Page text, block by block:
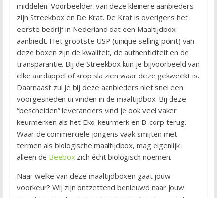
middelen. Voorbeelden van deze kleinere aanbieders
zijn Streekbox en De Krat. De Krat is overigens het
eerste bedrijf in Nederland dat een Maaltijdbox
aanbiedt. Het grootste USP (unique selling point) van
deze boxen zijn de kwaliteit, de authenticiteit en de
transparantie. Bij de Streekbox kun je bijvoorbeeld van
elke aardappel of krop sla zien waar deze gekweekt is.
Daarnaast zul je bij deze aanbieders niet snel een
voorgesneden ui vinden in de maaltijdbox. Bij deze
“bescheiden” leveranciers vind je ook veel vaker
keurmerken als het Eko-keurmerk en B-corp terug.
Waar de commerciële jongens vaak smijten met
termen als biologische maaltijdbox, mag eigenlijk
alleen de Beebox zich écht biologisch noemen.
Naar welke van deze maaltijdboxen gaat jouw
voorkeur? Wij zijn ontzettend benieuwd naar jouw